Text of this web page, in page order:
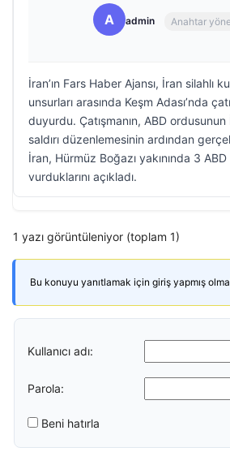
A admin Anahtar
İran’ın Fars Haber Ajansı, İran silahlı
unsurları arasında Keşm Adası’nda
duyurdu. Çatışmanın, ABD
saldırı düzenlemesinin ardından
İran, Hürmüz Boğazı yakınında 3
vurduklarını açıkladı.
1 yazı görüntüleniyor (toplam 1)
Bu konuyu yanıtlamak için giriş yapmış
Kullanıcı adı:
Parola:
Beni hatırla